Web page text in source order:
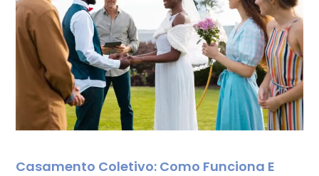
Casamento Coletivo: Como Funciona E